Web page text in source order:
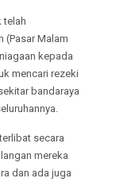
telah
(Pasar Malam
kepada
mencari rezeki
bandaraya
secara
mereka
dan ada juga